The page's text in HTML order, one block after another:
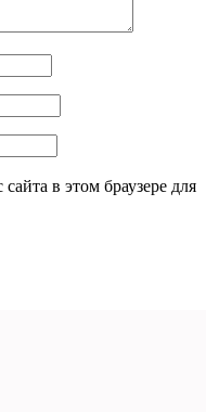
в этом браузере для